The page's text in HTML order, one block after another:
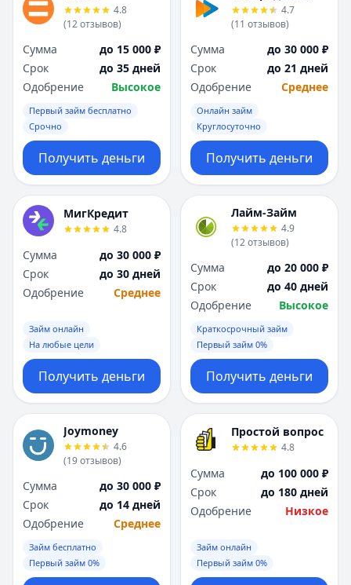
4.8
(12отзывов)
Сумма
до 15 000 ₽
Срок
до 35 дней
Одобрение
Высокое
Первый займ бесплатно
Срочно
Получить деньги
4.7
(11 отзывов)
Сумма
до 30 000 ₽
Срок
до 21 дней
Одобрение
Среднее
Онлайн займ
Круглосуточно
Получить деньги
МигКредит
4.8
Сумма
до 30 000 ₽
Срок
до 30 дней
Одобрение
Среднее
Займ онлайн
На любые цели
Получить деньги
Лайм-Займ
4.9
(12отзывов)
Сумма
до 20 000 ₽
Срок
до 40 дней
Одобрение
Высокое
Краткосрочный займ
Первый займ 0%
Получить деньги
Joymoney
4.6
(19отзывов)
Сумма
до 30 000 ₽
Срок
до 14 дней
Одобрение
Среднее
Займ бесплатно
Первый займ 0%
Простой вопрос
4.8
Сумма
до 100 000 ₽
Срок
до 180 дней
Одобрение
Низкое
Займ онлайн
Первый займ 0%